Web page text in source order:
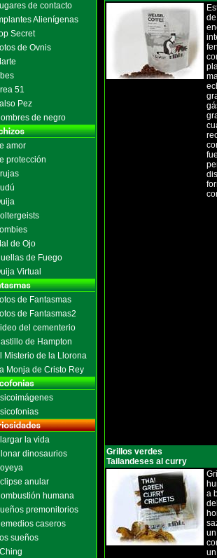
de contacto
Alienígenas
Secret
de Ovnis
51
Pez
de negro
amor
protección
de Ojo
de Fuego
Virtual
de Fantasmas
de Fantasmas2
del cementerio
de Hampton
Misterio de la Llorona
Monja de Cristo Rey
la vida
dinosaurios
anular
humana
premonitorios
caseros
sueños
Grillos verdes
Tailandeses al curry
a